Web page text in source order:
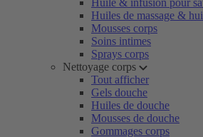
Huile & infusion pour
Huiles de massage &
Mousses corps
Soins intimes
Sprays corps
Nettoyage corps
Tout afficher
Gels douche
Huiles de douche
Mousses de douche
Gommages corps